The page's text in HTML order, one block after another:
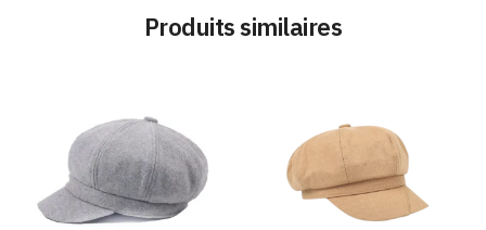
Produits similaires